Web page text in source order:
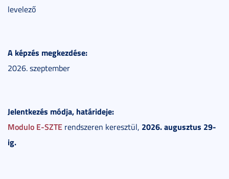
levelező
A képzés megkezdése:
2026. szeptember
Jelentkezés módja, határideje:
Modulo E-SZTE rendszeren keresztül, 2026. augusztus 29-
ig.